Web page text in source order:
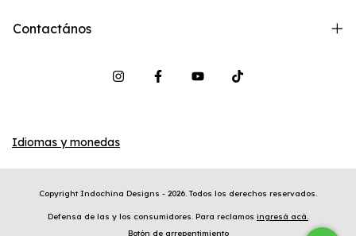
Contactános
Idiomas y monedas
Copyright Indochina Designs - 2026. Todos los derechos reservados.
Defensa de las y los consumidores. Para reclamos ingresá acá.
Botón de arrepentimiento